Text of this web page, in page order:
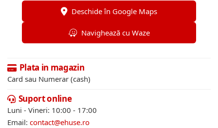
Deschide în Google Maps
Navighează cu Waze
Plata in magazin
Card sau Numerar (cash)
Suport online
Luni - Vineri: 10:00 - 17:00
Email: contact@ehuse.ro